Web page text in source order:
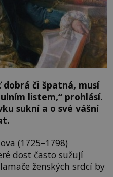
či špatná, musí
listem,“ prohlásí.
sukní a o své vášní
(1725–1798)
dost často sužují
ženských srdcí by